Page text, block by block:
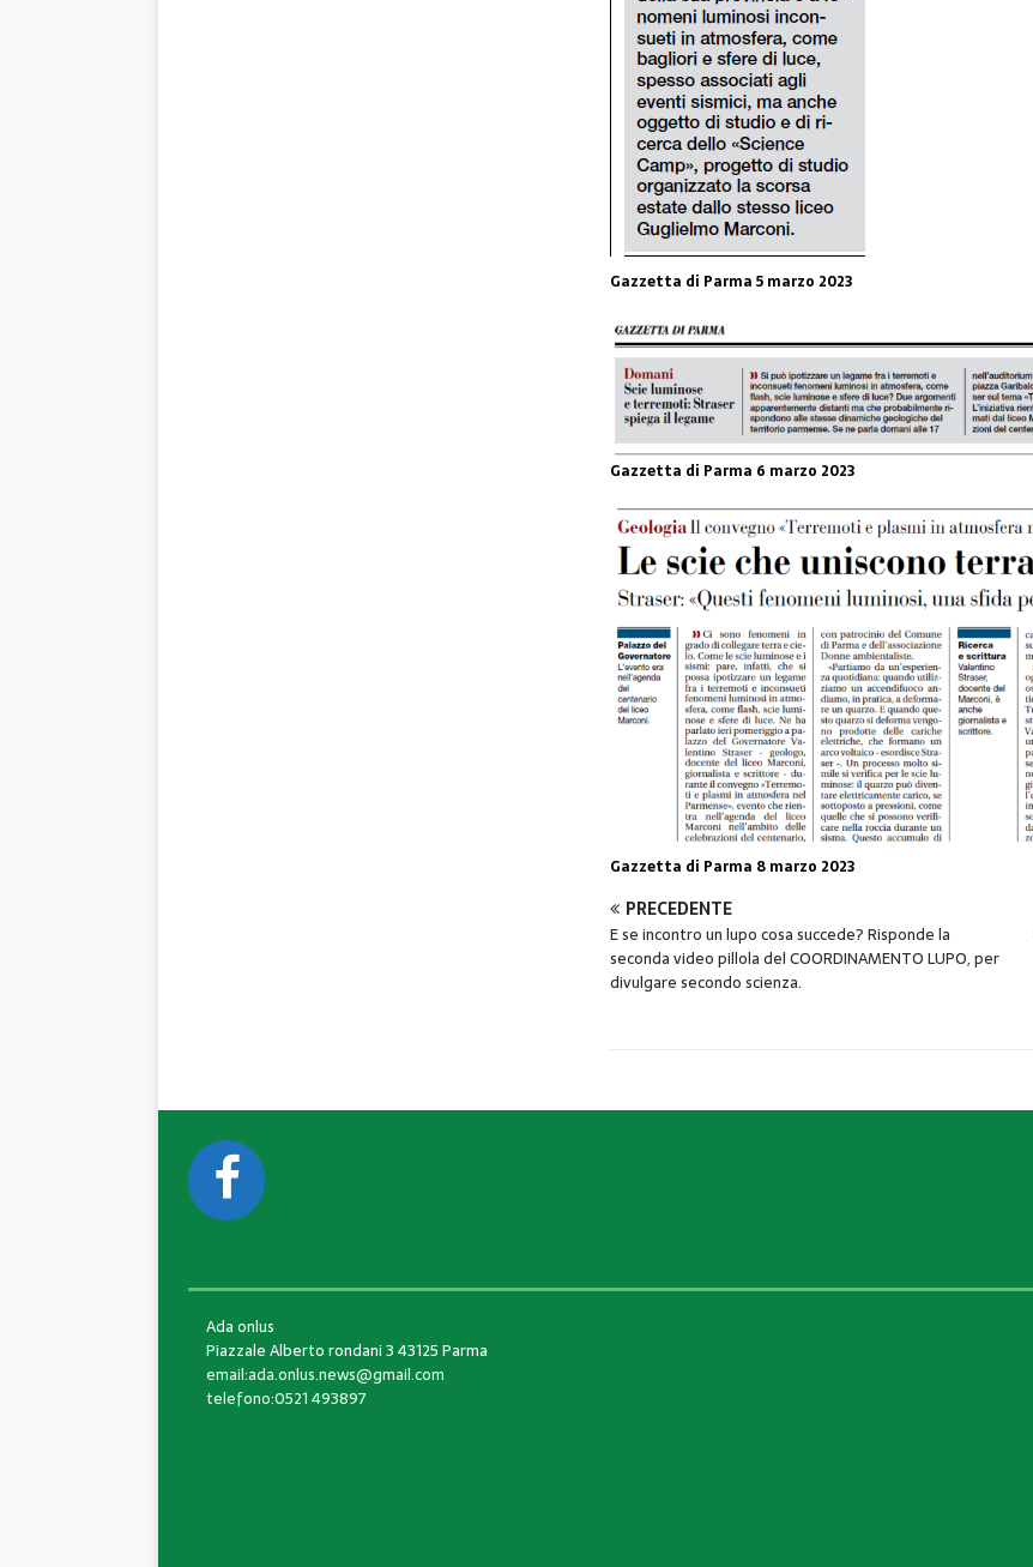
Gazzetta di Parma 5 marzo 2023
Gazzetta di Parma 6 marzo 2023
Gazzetta di Parma 8 marzo 2023
PRECEDENTE
E se incontro un lupo cosa succede? Risponde la
seconda video pillola del COORDINAMENTO LUPO, per
divulgare secondo scienza.
Ada onlus
Piazzale Alberto rondani 3 43125 Parma
email:ada.onlus.news@gmail.com
telefono:0521 493897